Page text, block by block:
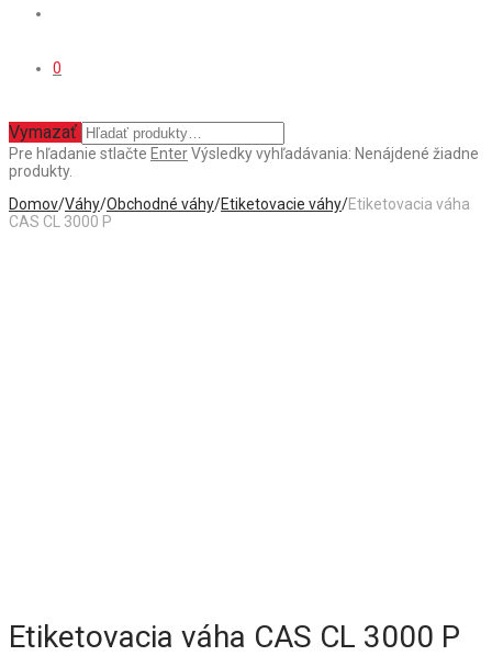
0
Vymazať
Pre hľadanie stlačte EnterVýsledky vyhľadávania: Nenájdené žiadne
produkty.
Domov/Váhy/Obchodné váhy/Etiketovacie váhy/Etiketovacia váha
CAS CL 3000 P
Etiketovacia váha CAS CL 3000 P